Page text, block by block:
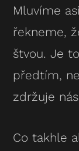
Mluvíme
řekneme,
štvou. Je
předtím,
zdržuje
Co takhle